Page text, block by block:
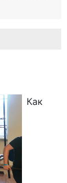
Как